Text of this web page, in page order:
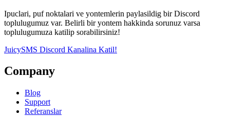
Ipuclari, puf noktalari ve yontemlerin paylasildig bir Discord
toplulugumuz var. Belirli bir yontem hakkinda sorunuz varsa
toplulugumuza katilip sorabilirsiniz!
JuicySMS Discord Kanalina Katil!
Company
Blog
Support
Referanslar